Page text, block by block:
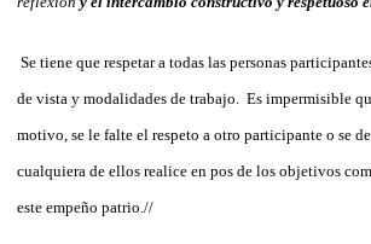
Se tiene que respetar a todas las personas
de vista y modalidades de trabajo. Es impermisible
motivo, se le falte el respeto a otro participante o se
cualquiera de ellos realice en pos de los objetivos
este empeño patrio.//